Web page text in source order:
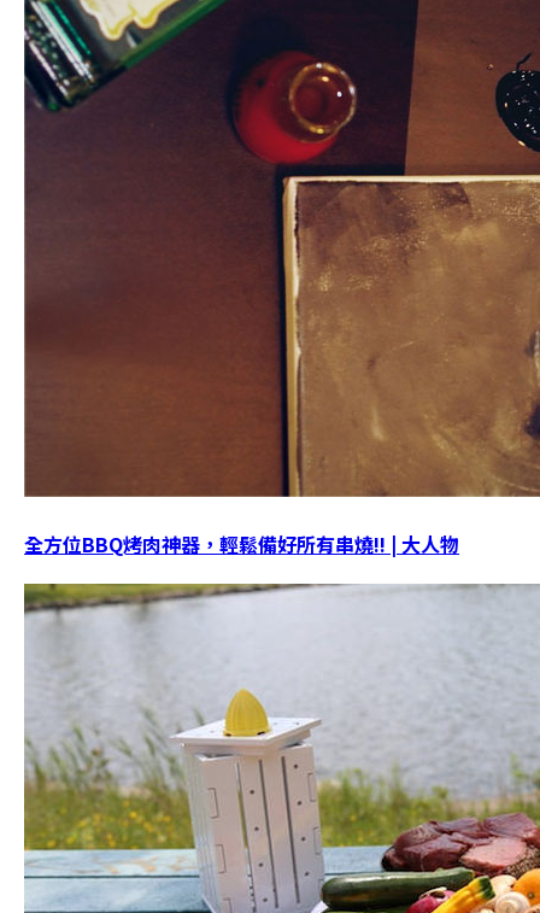
全方位BBQ烤肉神器，輕鬆備好所有串燒!! | 大人物